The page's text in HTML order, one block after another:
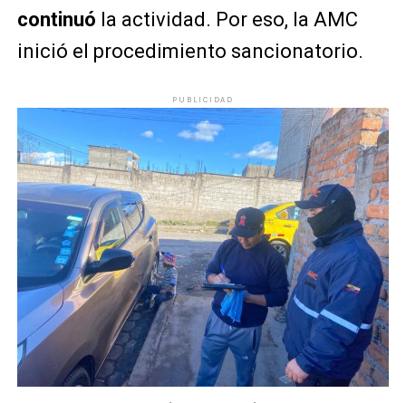
continuó la actividad. Por eso, la AMC
inició el procedimiento sancionatorio.
PUBLICIDAD